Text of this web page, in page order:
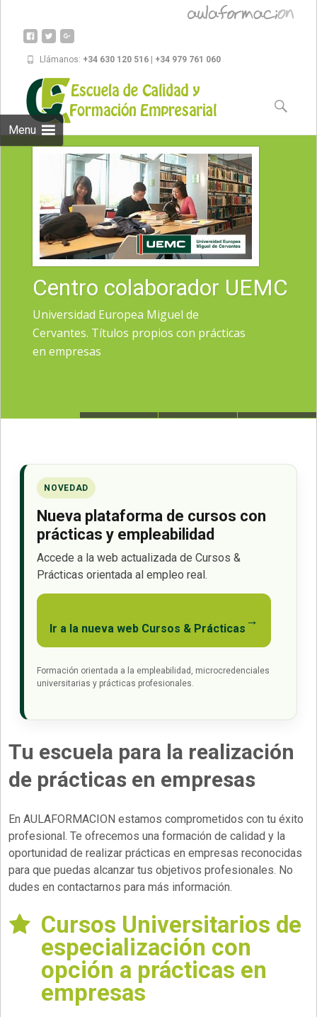
Llámanos: +34 630 120 516 | +34 979 761 060
Menu
content
Buscar:
Centro colaborador UEMC
Universidad Europea Miguel de
Cervantes. Títulos propios con prácticas
en empresas
NOVEDAD
Nueva plataforma de cursos con
prácticas y empleabilidad
Accede a la web actualizada de Cursos &
Prácticas orientada al empleo real.
Ir a la nueva web Cursos & Prácticas
→
Formación orientada a la empleabilidad, microcredenciales
universitarias y prácticas profesionales.
Tu escuela para la realización
de prácticas en empresas
En AULAFORMACION estamos comprometidos con tu éxito
profesional. Te ofrecemos una formación de calidad y la
oportunidad de realizar prácticas en empresas reconocidas
para que puedas alcanzar tus objetivos profesionales. No
dudes en contactarnos para más información.
Cursos Universitarios de
especialización con
opción a prácticas en
empresas